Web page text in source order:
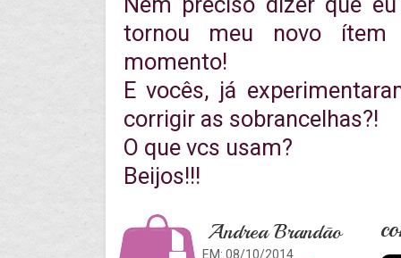
tornou meu novo ítem
momento!
E vocês, já
corrigir as sobrancelhas?!
O que vcs usam?
Beijos!!!
Andrea Brandão
EM: 08/10/2014